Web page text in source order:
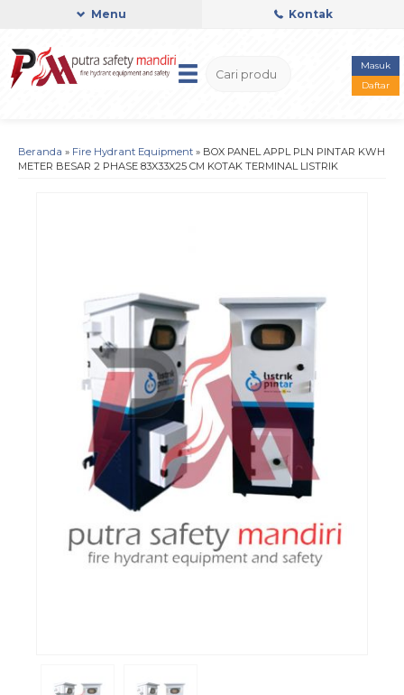
Menu Kontak
Masuk
Daftar
Beranda » Fire Hydrant Equipment » BOX PANEL APPL PLN PINTAR KWH
METER BESAR 2 PHASE 83X33X25 CM KOTAK TERMINAL LISTRIK